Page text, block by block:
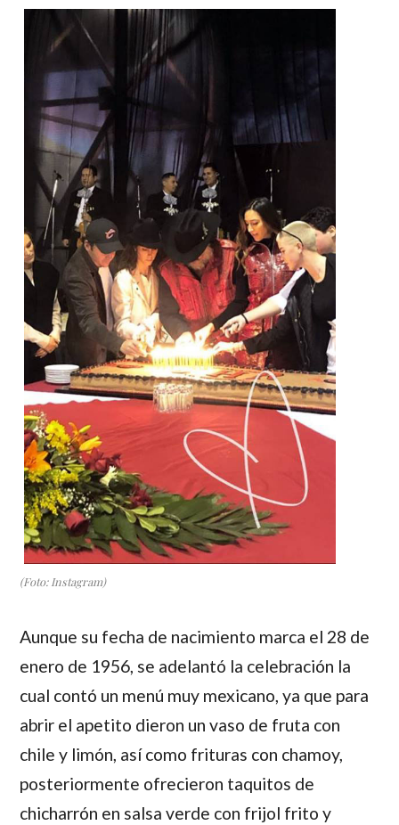
(Foto: Instagram)
Aunque su fecha de nacimiento marca el 28 de
enero de 1956, se adelantó la celebración la
cual contó un menú muy mexicano, ya que para
abrir el apetito dieron un vaso de fruta con
chile y limón, así como frituras con chamoy,
posteriormente ofrecieron taquitos de
chicharrón en salsa verde con frijol frito y